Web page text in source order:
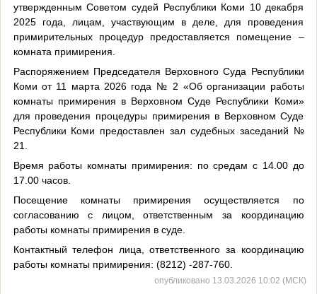
утвержденным Советом судей Республики Коми 10 декабря
2025 года, лицам, участвующим в деле, для проведения
примирительных процедур предоставляется помещение –
комната примирения.
Распоряжением Председателя Верховного Суда Республики
Коми от 11 марта 2026 года № 2 «Об организации работы
комнаты примирения в Верховном Суде Республики Коми»
для проведения процедуры примирения в Верховном Суде
Республики Коми предоставлен зал судебных заседаний №
21.
Время работы комнаты примирения: по средам с 14.00 до
17.00 часов.
Посещение комнаты примирения осуществляется по
согласованию с лицом, ответственным за координацию
работы комнаты примирения в суде.
Контактный телефон лица, ответственного за координацию
работы комнаты примирения: (8212) -287-760.
опубликовано 13.03.2026 10:02 (МСК)